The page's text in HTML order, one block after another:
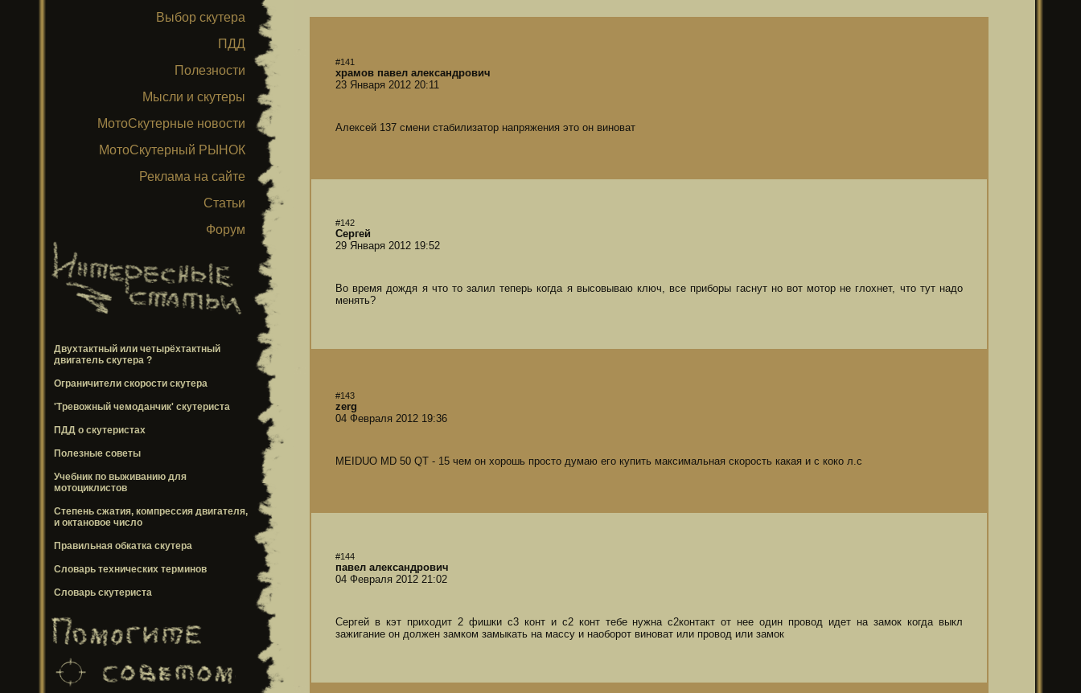
Выбор скутера
ПДД
Полезности
Мысли и скутеры
МотоСкутерные новости
МотоСкутерный РЫНОК
Реклама на сайте
Статьи
Форум
Двухтактный или четырёхтактный
двигатель скутера ?
Ограничители скорости скутера
'Тревожный чемоданчик' скутериста
ПДД о скутеристах
Полезные советы
Учебник по выживанию для
мотоциклистов
Степень сжатия, компрессия двигателя,
и октановое число
Правильная обкатка скутера
Словарь технических терминов
Словарь скутериста
#141
храмов павел александрович
23 Января 2012 20:11
Алексей 137 смени стабилизатор напряжения это он виноват
#142
Сергей
29 Января 2012 19:52
Во время дождя я что то залил теперь когда я высовываю ключ, все приборы гаснут но вот мотор не глохнет, что тут надо
менять?
#143
zerg
04 Февраля 2012 19:36
MEIDUO MD 50 QT - 15 чем он хорошь просто думаю его купить максимальная скорость какая и с коко л.с
#144
павел александрович
04 Февраля 2012 21:02
Сергей в кэт приходит 2 фишки с3 конт и с2 конт тебе нужна с2контакт от нее один провод идет на замок когда выкл
зажигание он должен замком замыкать на массу и наоборот виноват или провод или замок